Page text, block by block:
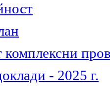
комплексни
- 2025 г.